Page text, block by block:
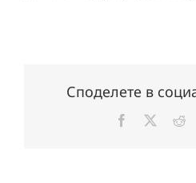
Споделете в
Facebook